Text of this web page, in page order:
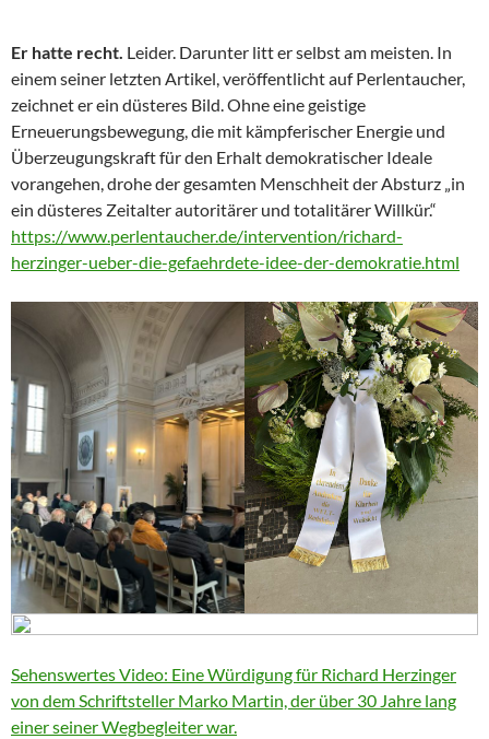
Er hatte recht. Leider. Darunter litt er selbst am meisten. In
einem seiner letzten Artikel, veröffentlicht auf Perlentaucher,
zeichnet er ein düsteres Bild. Ohne eine geistige
Erneuerungsbewegung, die mit kämpferischer Energie und
Überzeugungskraft für den Erhalt demokratischer Ideale
vorangehen, drohe der gesamten Menschheit der Absturz „in
ein düsteres Zeitalter autoritärer und totalitärer Willkür.“
https://www.perlentaucher.de/intervention/richard-
herzinger-ueber-die-gefaehrdete-idee-der-demokratie.html
Sehenswertes Video: Eine Würdigung für Richard Herzinger
von dem Schriftsteller Marko Martin, der über 30 Jahre lang
einer seiner Wegbegleiter war.